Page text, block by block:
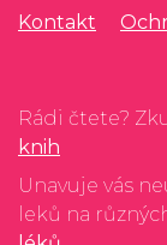
Kontakt
Rádi čtete?
knih
Unavuje vás
leků na